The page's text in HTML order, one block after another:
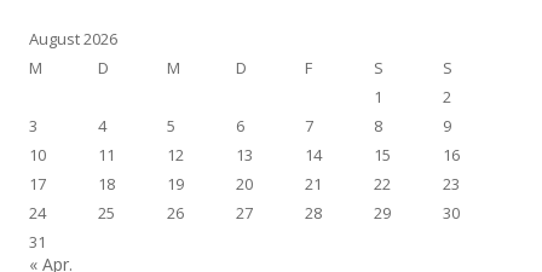
August 2026
M
D M D F S
S
1
2
3
4 5 6 7 8
9
10
11 12 13 14 15
16
17
18 19 20 21 22
23
24
25 26 27 28 29
30
31
« Apr.